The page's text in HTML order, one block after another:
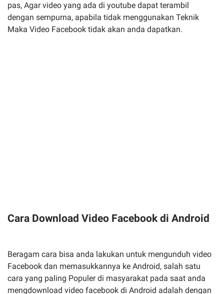
pas, Agar video yang ada di youtube dapat terambil
dengan sempurna, apabila tidak menggunakan Teknik
Maka Video Facebook tidak akan anda dapatkan.
Cara Download Video Facebook di Android
Beragam cara bisa anda lakukan untuk mengunduh video
Facebook dan memasukkannya ke Android, salah satu
cara yang paling Populer di masyarakat pada saat anda
mengdownload video facebook di Android adalah dengan